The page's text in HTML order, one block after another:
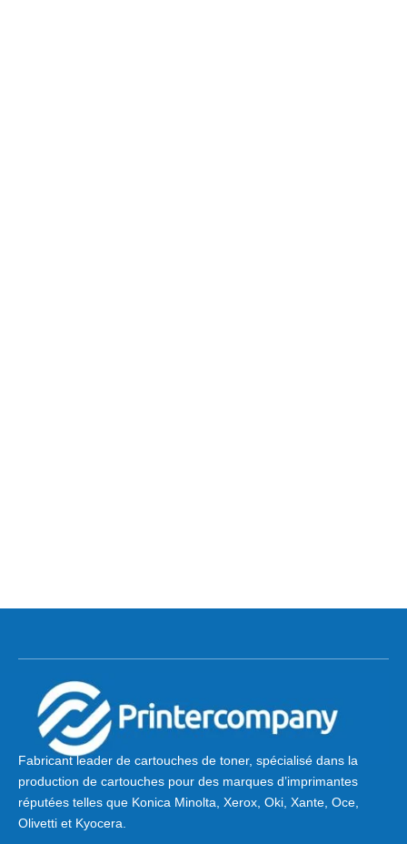
Fabricant leader de cartouches de toner, spécialisé dans la
production de cartouches pour des marques d’imprimantes
réputées telles que Konica Minolta, Xerox, Oki, Xante, Oce,
Olivetti et Kyocera.